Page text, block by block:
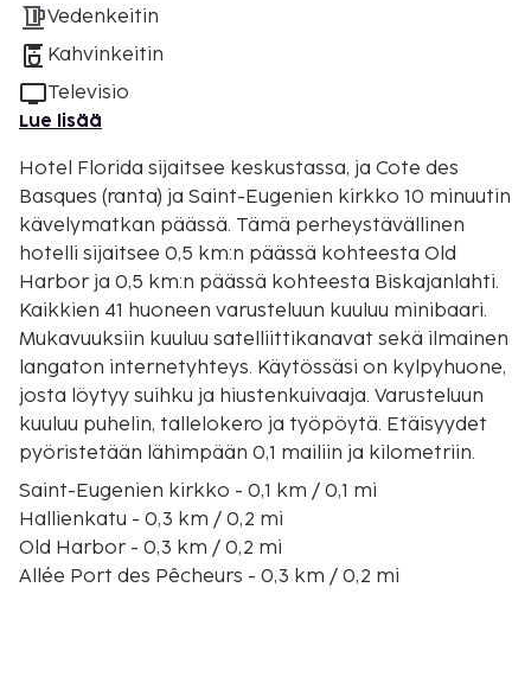
Vedenkeitin
Kahvinkeitin
Televisio
Lue lisää
Hotel Florida sijaitsee keskustassa, ja Cote des
Basques (ranta) ja Saint-Eugenien kirkko 10 minuutin
kävelymatkan päässä. Tämä perheystävällinen
hotelli sijaitsee 0,5 km:n päässä kohteesta Old
Harbor ja 0,5 km:n päässä kohteesta Biskajanlahti.
Kaikkien 41 huoneen varusteluun kuuluu minibaari.
Mukavuuksiin kuuluu satelliittikanavat sekä ilmainen
langaton internetyhteys. Käytössäsi on kylpyhuone,
josta löytyy suihku ja hiustenkuivaaja. Varusteluun
kuuluu puhelin, tallelokero ja työpöytä. Etäisyydet
pyöristetään lähimpään 0,1 mailiin ja kilometriin.
Saint-Eugenien kirkko - 0,1 km / 0,1 mi
Hallienkatu - 0,3 km / 0,2 mi
Old Harbor - 0,3 km / 0,2 mi
Allée Port des Pêcheurs - 0,3 km / 0,2 mi